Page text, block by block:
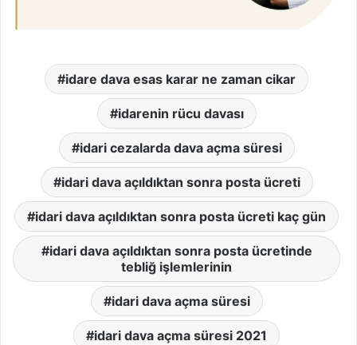
idare dava esas karar ne zaman cikar
idarenin rücu davası
idari cezalarda dava açma süresi
idari dava açıldıktan sonra posta ücreti
idari dava açıldıktan sonra posta ücreti kaç gün
idari dava açıldıktan sonra posta ücretinde
tebliğ işlemlerinin
idari dava açma süresi
idari dava açma süresi 2021